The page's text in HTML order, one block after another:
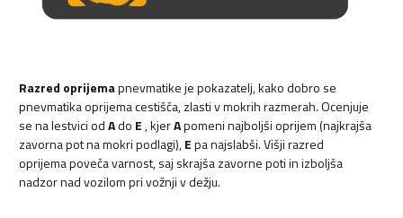
Razred oprijemapnevmatike je pokazatelj, kako dobro se
pnevmatika oprijema cestišča, zlasti v mokrih razmerah. Ocenjuje
se na lestvici odAdo E , kjerApomeni najboljši oprijem (najkrajša
zavorna pot na mokri podlagi),Epa najslabši. Višji razred
oprijema poveča varnost, saj skrajša zavorne poti in izboljša
nadzor nad vozilom pri vožnji v dežju.